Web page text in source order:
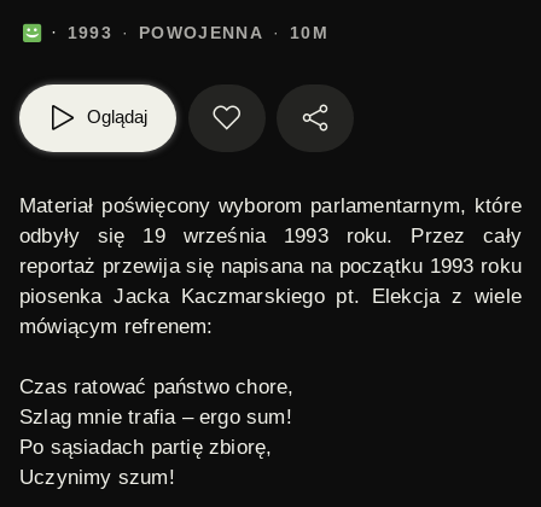
1993 POWOJENNA 10M
Oglądaj
Materiał poświęcony wyborom parlamentarnym, które
odbyły się 19 września 1993 roku. Przez cały
reportaż przewija się napisana na początku 1993 roku
piosenka Jacka Kaczmarskiego pt. Elekcjaz wiele
mówiącym refrenem:
Czas ratować państwo chore,
Szlag mnie trafia – ergo sum!
Po sąsiadach partię zbiorę,
Uczynimy szum!